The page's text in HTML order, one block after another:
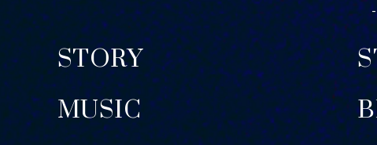
STORY
MUSIC